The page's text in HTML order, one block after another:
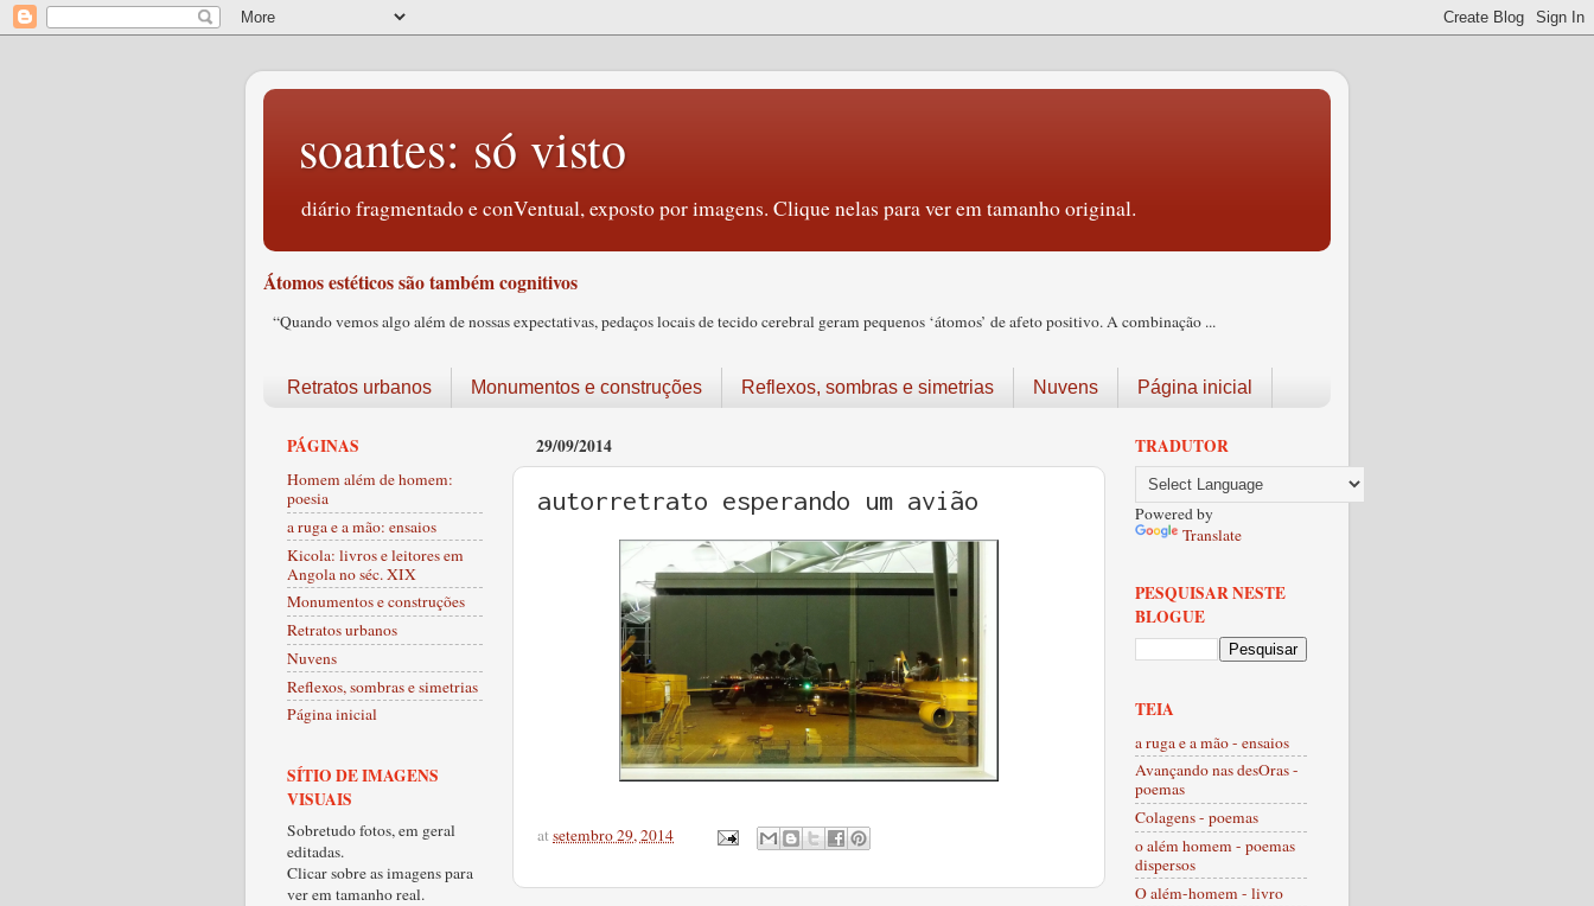
soantes: só visto
diário fragmentado e conVentual, exposto por imagens. Clique nelas para ver em tamanho original.
Átomos estéticos são também cognitivos
“Quando vemos algo além de nossas expectativas, pedaços locais de tecido cerebral geram pequenos ‘átomos’ de afeto positivo. A combinação ...
Retratos urbanos Monumentos e construções Reflexos, sombras e simetrias Nuvens Página inicial
29/09/2014
autorretrato esperando um avião
atsetembro 29, 2014
PÁGINAS
Homem além de homem:
poesia
a ruga e a mão: ensaios
Kicola: livros e leitores em
Angola no séc. XIX
Monumentos e construções
Retratos urbanos
Nuvens
Reflexos, sombras e simetrias
Página inicial
SÍTIO DE IMAGENS
VISUAIS
Sobretudo fotos, em geral
editadas.
Clicar sobre as imagens para
ver em tamanho real.
TRADUTOR
Powered by
Translate
PESQUISAR NESTE
BLOGUE
TEIA
a ruga e a mão - ensaios
Avançando nas desOras -
poemas
Colagens - poemas
o além homem - poemas
dispersos
O além-homem - livro